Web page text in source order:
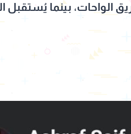
الواحات، بينما يُستقبل